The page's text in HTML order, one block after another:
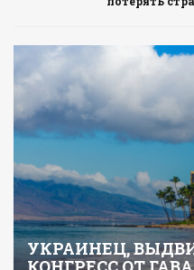
УКРАИНЕЦ,